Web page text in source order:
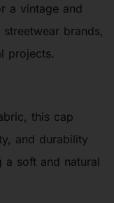
a vintage and
brands,
projects.
this cap
and durability
a soft and natural